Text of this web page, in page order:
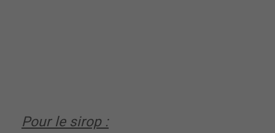
Pour le sirop :